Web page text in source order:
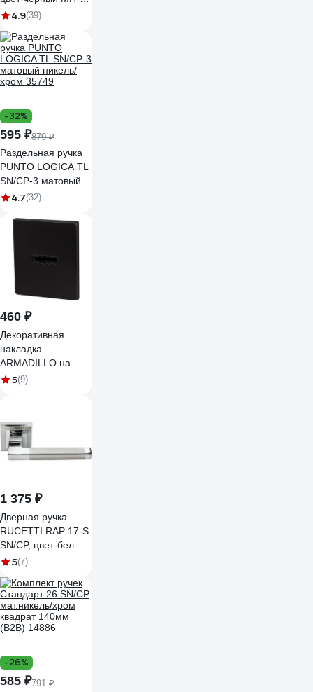
BL-S 9011409
4.9(39)
-32%
595 ₽879 ₽
Раздельная ручка
PUNTO LOGICA TL
SN/CP-3 матовый
никель/хром 35749
4.7(32)
460 ₽
Декоративная
накладка
ARMADILLO на
сувальдный замок
5(9)
1 375 ₽
Дверная ручка
RUCETTI RAP 17-S
SN/CP, цвет-бел.
никель/хром
5(7)
-26%
585 ₽791 ₽